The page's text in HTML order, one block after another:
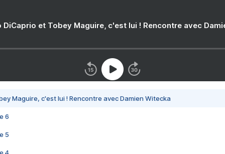
DiCaprio et Tobey Maguire, c'est lui ! Rencontre avec
Maguire, c'est lui ! Rencontre avec Damien Witecka
6
5